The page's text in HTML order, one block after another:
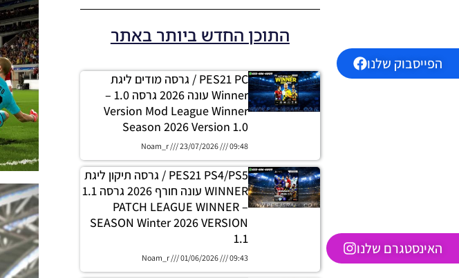
הפייסבוק שלנו
האינסטגרם שלנו
התוכן החדש ביותר באתר
PES21 PC / גרסה מודים ליגת
Winner עונה 2026 גרסה 1.0 –
Version Mod League Winner
Season 2026 Version 1.0
Noam_r 23/07/2026 09:48
PES21 PS4/PS5 / גרסה תיקון ליגת
WINNER עונה חורף 2026 גרסה 1.1
– PATCH LEAGUE WINNER
SEASON Winter 2026 VERSION
1.1
Noam_r 01/06/2026 09:43